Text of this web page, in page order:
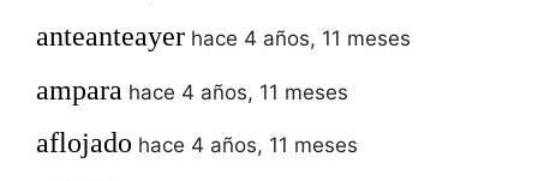
anteanteayer hace 4 años, 11 meses
ampara hace 4 años, 11 meses
aflojado hace 4 años, 11 meses